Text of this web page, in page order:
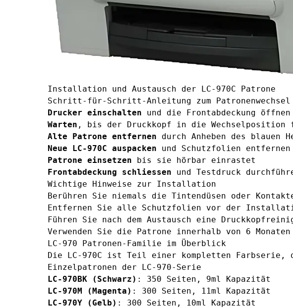
Installation und Austausch der LC-970C Patrone
Schritt-für-Schritt-Anleitung zum Patronenwechsel
Drucker einschalten und die Frontabdeckung öffnen
Warten , bis der Druckkopf in die Wechselposition
Alte Patrone entfernen durch Anheben des blauen
Neue LC-970C auspacken und Schutzfolien entfernen
Patrone einsetzen bis sie hörbar einrastet
Frontabdeckung schliessen und Testdruck
Wichtige Hinweise zur Installation
Berühren Sie niemals die Tintendüsen oder
Entfernen Sie alle Schutzfolien vor der
Führen Sie nach dem Austausch eine
Verwenden Sie die Patrone innerhalb von 6 Monaten
LC-970 Patronen-Familie im Überblick
Die LC-970C ist Teil einer kompletten Farbserie,
Einzelpatronen der LC-970-Serie
LC-970BK (Schwarz) : 350 Seiten, 9ml Kapazität
LC-970M (Magenta) : 300 Seiten, 11ml Kapazität
LC-970Y (Gelb) : 300 Seiten, 10ml Kapazität